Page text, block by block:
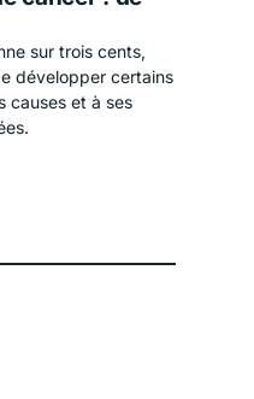
sur trois cents,
développer certains
causes et à ses